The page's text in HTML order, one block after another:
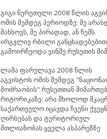
გიგი წერეთელი 2008 წლის
ომის შემდეგ პერიოდზე: მე
მახსოვს, მე პირადად, ან ჩემს
ირგვლივ რბილი
გამოირჩეოდა ვინმე რუსეთის
ლაშა ფარულავა 2008 წლის
აგვისტოს ომის შემდეგ
მოძრაობის" რუსეთთან
რიტორიკაზე: არა მხოლოდ
საქართველო იცავდა ჩვენი
ღირსებას და ტერიტორიულ
მთლიანობას ყველა ასპარეზზე